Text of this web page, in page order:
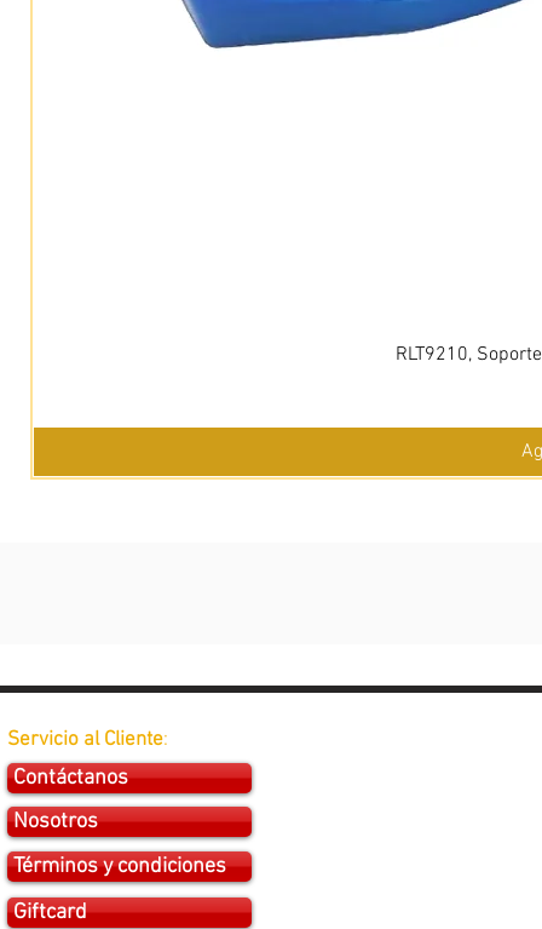
RLT9210,
Servicio al Cliente:
Contáctanos
Nosotros
Términos y condiciones
Giftcard